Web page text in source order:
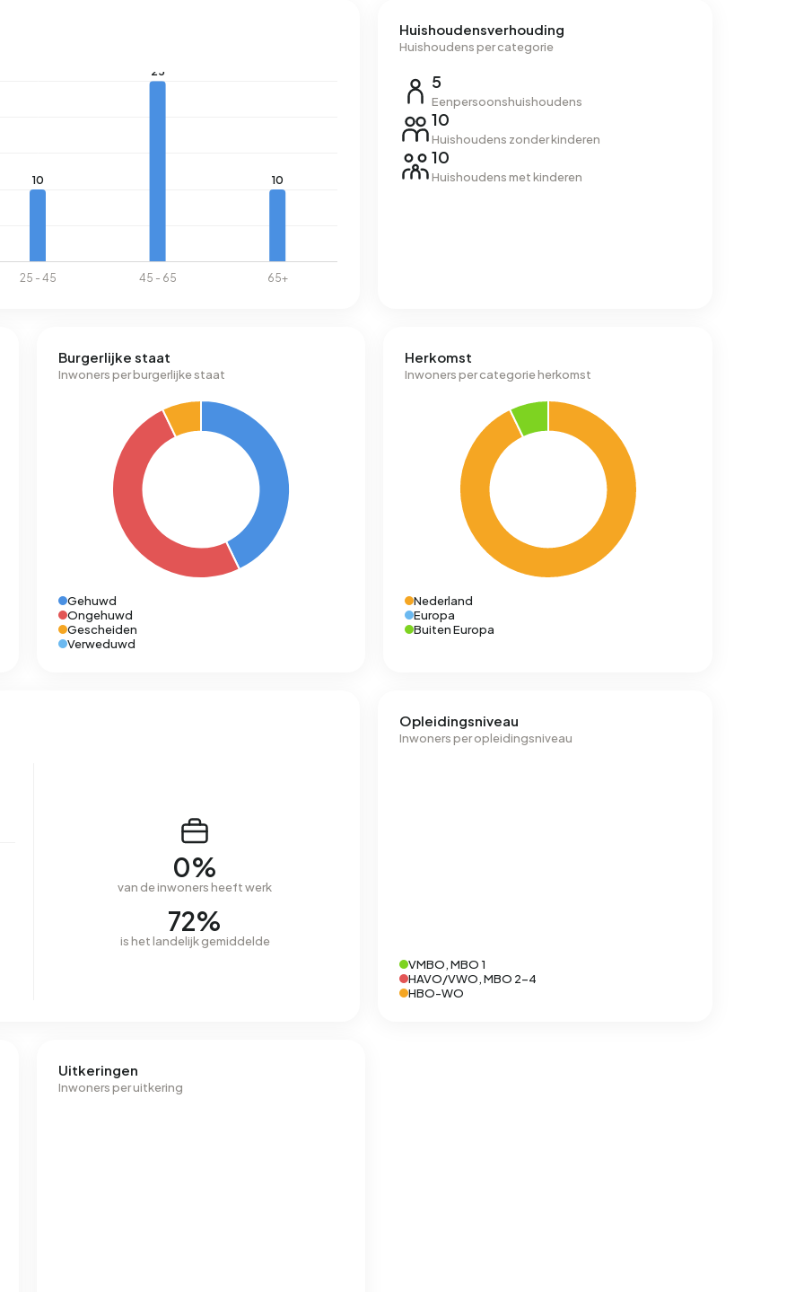
Huishoudensverhouding
Huishoudens per categorie
5
Eenpersoonshuishoudens
10
Huishoudens zonder kinderen
10
Huishoudens met kinderen
Burgerlijke staat
Inwoners per burgerlijke staat
Gehuwd
Ongehuwd
Gescheiden
Verweduwd
Herkomst
Inwoners per categorie herkomst
Nederland
Europa
Buiten Europa
0%
van de inwoners heeft werk
72%
is het landelijk gemiddelde
Opleidingsniveau
Inwoners per opleidingsniveau
VMBO, MBO 1
HAVO/VWO, MBO 2-4
HBO-WO
Uitkeringen
Inwoners per uitkering